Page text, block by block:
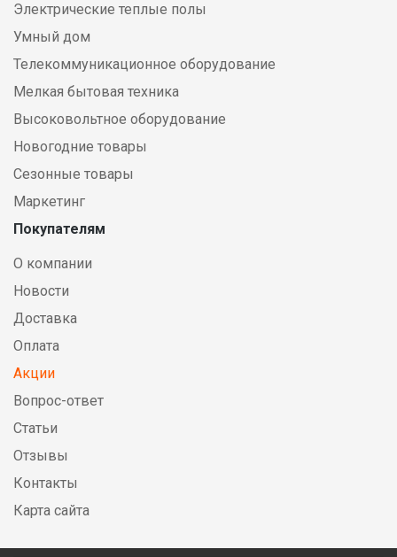
Электрические теплые полы
Умный дом
Телекоммуникационное оборудование
Мелкая бытовая техника
Высоковольтное оборудование
Новогодние товары
Сезонные товары
Маркетинг
Покупателям
О компании
Новости
Доставка
Оплата
Акции
Вопрос-ответ
Статьи
Отзывы
Контакты
Карта сайта